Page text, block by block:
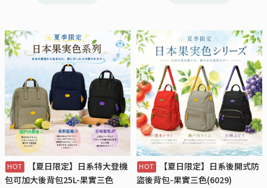
【夏日限定】日系特大登機
包可加大後背包25L-果實三色
【夏日限定】日系後開式防
盜後背包-果實三色(6029)